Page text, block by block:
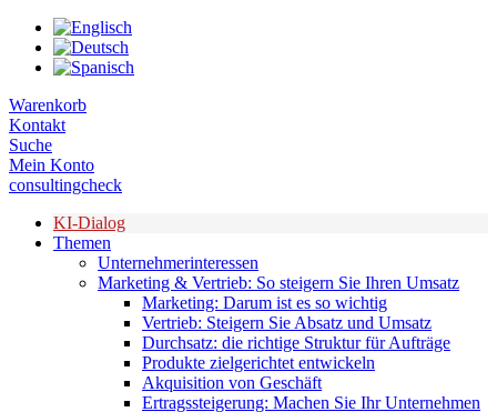
Zum
Inhalt
springen
Warenkorb
Kontakt
Suche
Mein Konto
consultingcheck
KI-Dialog
Themen
Unternehmerinteressen
Marketing & Vertrieb: So steigern Sie Ihren Umsatz
Marketing: Darum ist es so wichtig
Vertrieb: Steigern Sie Absatz und Umsatz
Durchsatz: die richtige Struktur für Aufträge
Produkte zielgerichtet entwickeln
Akquisition von Geschäft
Ertragssteigerung: Machen Sie Ihr Unternehmen